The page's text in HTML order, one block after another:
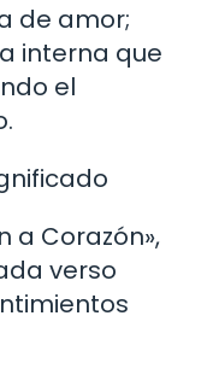
de amor;
interna que
el
a Corazón»,
verso